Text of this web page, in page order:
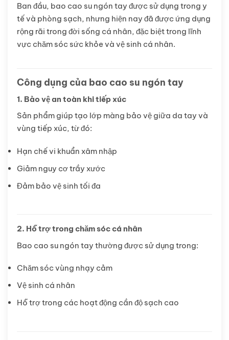
Ban đầu, bao cao su ngón tay được sử dụng trong y
tế và phòng sạch, nhưng hiện nay đã được ứng dụng
rộng rãi trong đời sống cá nhân, đặc biệt trong lĩnh
vực chăm sóc sức khỏe và vệ sinh cá nhân.
Công dụng của bao cao su ngón tay
1. Bảo vệ an toàn khi tiếp xúc
Sản phẩm giúp tạo lớp màng bảo vệ giữa da tay và
vùng tiếp xúc, từ đó:
Hạn chế vi khuẩn xâm nhập
Giảm nguy cơ trầy xước
Đảm bảo vệ sinh tối đa
2. Hỗ trợ trong chăm sóc cá nhân
Bao cao su ngón tay thường được sử dụng trong:
Chăm sóc vùng nhạy cảm
Vệ sinh cá nhân
Hỗ trợ trong các hoạt động cần độ sạch cao